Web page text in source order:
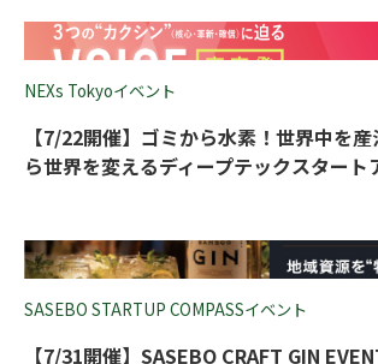
NEXs Tokyoイベント
【7/22開催】ゴミから水素！世界中を
ら世界を変えるディープテックスタート
SASEBO STARTUP COMPASSイベント
【7/31開催】SASEBO CRAFT GIN